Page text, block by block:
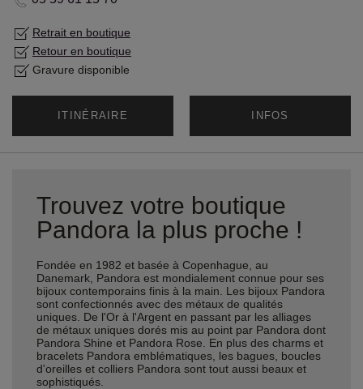
Retrait en boutique
Retour en boutique
Gravure disponible
ITINÉRAIRE INFOS
Trouvez votre boutique
Pandora la plus proche !
Fondée en 1982 et basée à Copenhague, au
Danemark, Pandora est mondialement connue pour ses
bijoux contemporains finis à la main. Les bijoux Pandora
sont confectionnés avec des métaux de qualités
uniques. De l'Or à l'Argent en passant par les alliages
de métaux uniques dorés mis au point par Pandora dont
Pandora Shine et Pandora Rose. En plus des charms et
bracelets Pandora emblématiques, les bagues, boucles
d'oreilles et colliers Pandora sont tout aussi beaux et
sophistiqués.